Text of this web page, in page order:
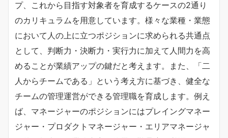
プ、これから目指す対象者を育成するケースの2通り
のカリキュラムを用意しています。様々な業種・業態
において人の上に立つポジションに求められる共通点
として、判断力・決断力・実行力に加えて人間力を高
めることが業績アップの鍵だと考えます。また、「二
人からチームである」という考え方に基づき、健全な
チームの管理運営ができる管理職を育成します。例え
ば、マネージャーのポジションにはプレイングマネー
ジャー・プロダクトマネージャー・エリアマネージャ